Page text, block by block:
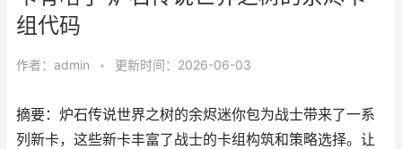
组代码
作者： admin • 更新时间：2026-06-03
摘要：炉石传说世界之树的余烬迷你包为战士带来了一系
列新卡，这些新卡丰富了战士的卡组构筑和策略选择。让